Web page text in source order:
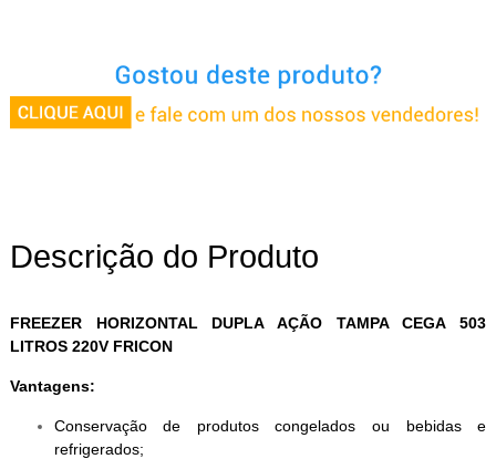
Descrição do Produto
FREEZER HORIZONTAL DUPLA AÇÃO TAMPA CEGA 503
LITROS 220V FRICON
Vantagens:
Conservação de produtos congelados ou bebidas e
refrigerados;